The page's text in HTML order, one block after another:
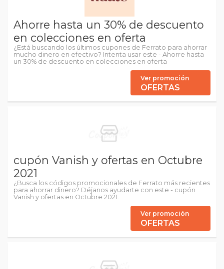
Ahorre hasta un 30% de descuento
en colecciones en oferta
¿Está buscando los últimos cupones de Ferrato para ahorrar
mucho dinero en efectivo? Intenta usar este - Ahorre hasta
un 30% de descuento en colecciones en oferta
Ver promoción
OFERTAS
cupón Vanish y ofertas en Octubre
2021
¿Busca los códigos promocionales de Ferrato más recientes
para ahorrar dinero? Déjanos ayudarte con este - cupón
Vanish y ofertas en Octubre 2021.
Ver promoción
OFERTAS